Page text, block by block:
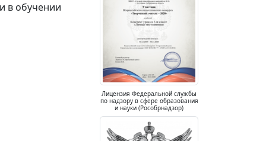
в обучении
Лицензия Федеральной службы
по надзору в сфере образования
и науки (Рособрнадзор)